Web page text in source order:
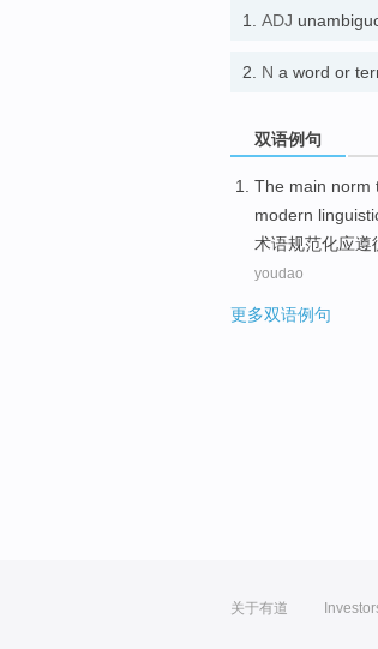
1. ADJ
2. N a word or
双语例句
The main norm
modern
术语规范化应遵
youdao
更多双语例句
关于有道